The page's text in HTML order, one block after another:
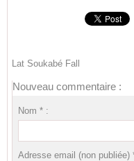
Lat Soukabé Fall
Nouveau commentaire :
Nom * :
Adresse email (non publiée)